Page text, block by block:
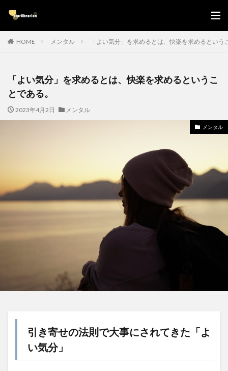
HOME メンタル 「よい気分」を求めるとは、快楽を求めるという
「よい気分」を求めるとは、快楽を求めるというこ
とである。
2023年4月2日 メンタル
メンタル
引き寄せの法則で大事にされてきた「よ
い気分」